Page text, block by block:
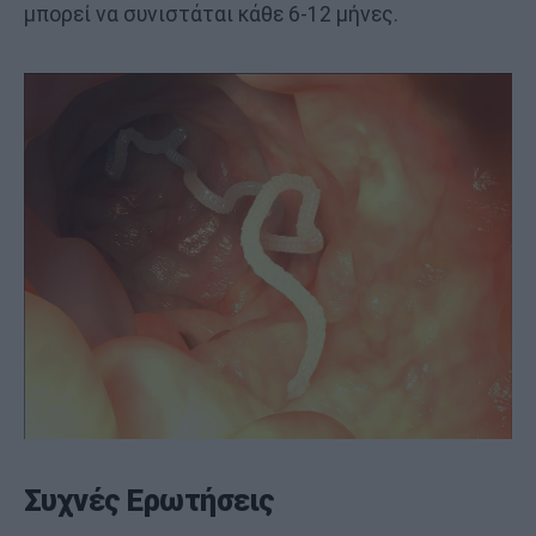
μπορεί να συνιστάται κάθε 6-12 μήνες.
Συχνές Ερωτήσεις